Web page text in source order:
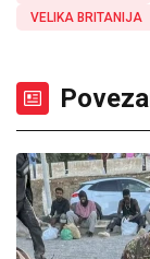
VELIKA BRITANIJA